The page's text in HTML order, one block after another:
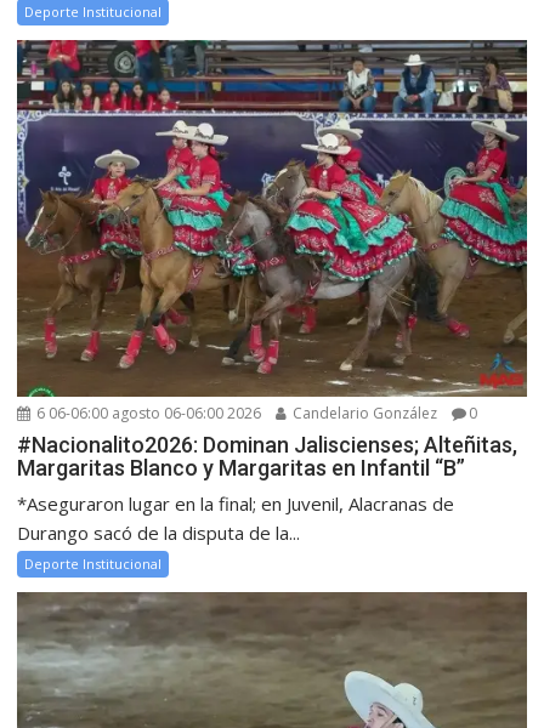
Deporte Institucional
6 06-06:00 agosto 06-06:00 2026 Candelario González 0
#Nacionalito2026: Dominan Jaliscienses; Alteñitas,
Margaritas Blanco y Margaritas en Infantil “B”
*Aseguraron lugar en la final; en Juvenil, Alacranas de
Durango sacó de la disputa de la...
Deporte Institucional